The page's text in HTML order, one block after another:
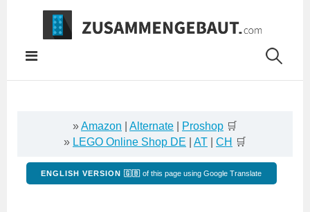
Springe
Inhalt
»Amazon Alternate Proshop 🛒
» LEGO Online Shop DE AT CH 🛒
ENGLISH VERSION 🇬🇧 of this page using Google Translate